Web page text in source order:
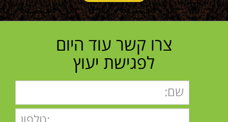
צרו קשר עוד היום
לפגישת יעוץ